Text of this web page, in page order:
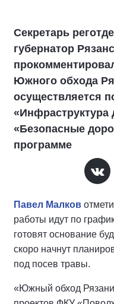
Секретарь
губернатор
Южного обхода
осуществляется
«Инфраструктура
«Безопасные
программе
Павел Малков
работы идут по
готовят основание
скоро начнут
под посев травы.
«Южный обход Рязани